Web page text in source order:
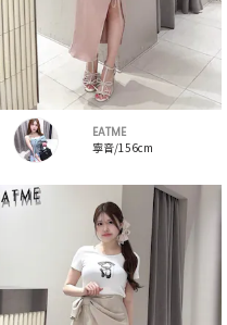
EATME
寧音/156cm